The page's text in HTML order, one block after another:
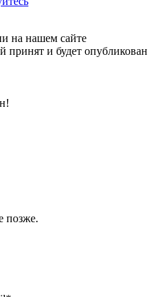
на нашем сайте
и будет опубликован
позже.